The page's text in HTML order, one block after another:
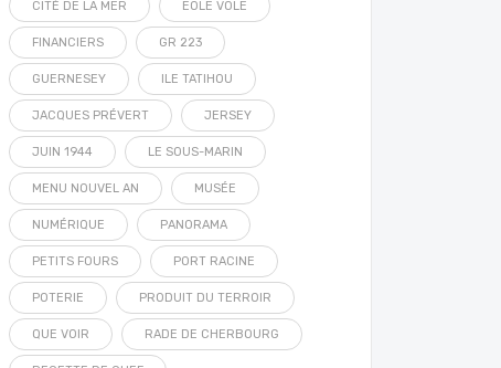
CITÉ DE LA MER EOLE VOLE
FINANCIERS GR 223
GUERNESEY ILE TATIHOU
JACQUES PRÉVERT JERSEY
JUIN 1944 LE SOUS-MARIN
MENU NOUVEL AN MUSÉE
NUMÉRIQUE PANORAMA
PETITS FOURS PORT RACINE
POTERIE PRODUIT DU TERROIR
QUE VOIR RADE DE CHERBOURG